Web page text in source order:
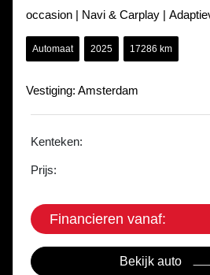
occasion | Navi & Carplay |
Climatecontrol | A Camera
Automaat 2025 17286 km
Vestiging: Amsterdam
Kenteken:
Prijs:
Financieren vanaf:
Bekijk auto